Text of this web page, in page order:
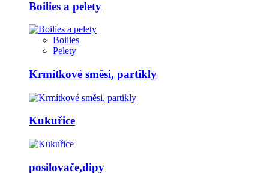
Boilies a pelety
Boilies
Pelety
Krmítkové směsi, partikly
Kukuřice
posilovače,dipy